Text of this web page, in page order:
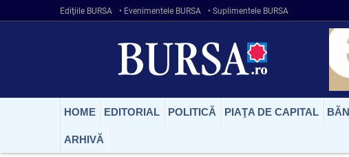
Ediţiile BURSA • Evenimentele BURSA • Suplimentele BURSA
HOME EDITORIAL POLITICĂ PIAŢA DE CAPITAL
ARHIVĂ